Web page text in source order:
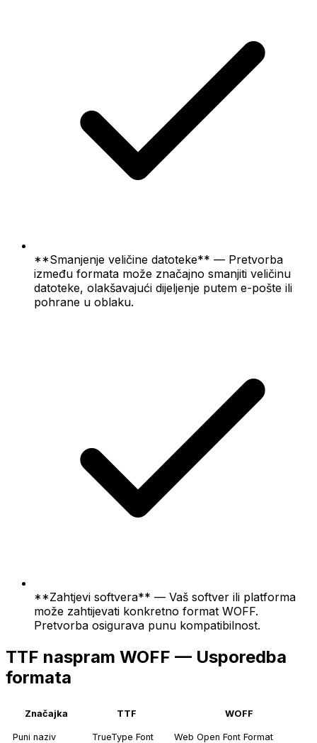
**Smanjenje veličine datoteke** — Pretvorba
između formata može značajno smanjiti veličinu
datoteke, olakšavajući dijeljenje putem e-pošte ili
pohrane u oblaku.
**Zahtjevi softvera** — Vaš softver ili platforma
može zahtijevati konkretno format WOFF.
Pretvorba osigurava punu kompatibilnost.
TTF naspram WOFF — Usporedba
formata
Značajka TTF WOFF
Puni naziv TrueType Font Web Open Font Format